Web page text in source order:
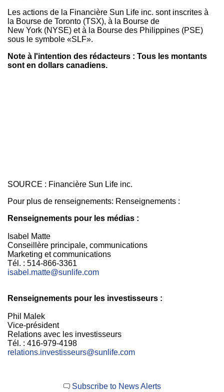
Les actions de la Financière Sun Life inc. sont inscrites à
la Bourse de Toronto (TSX), à la Bourse de
New York (NYSE) et à la Bourse des Philippines (PSE)
sous le symbole «SLF».
Note à l'intention des rédacteurs : Tous les montants
sont en dollars canadiens.
SOURCE : Financière Sun Life inc.
Pour plus de renseignements: Renseignements :
Renseignements pour les médias :
Isabel Matte
Conseillère principale, communications
Marketing et communications
Tél. : 514-866-3361
isabel.matte@sunlife.com
Renseignements pour les investisseurs :
Phil Malek
Vice-président
Relations avec les investisseurs
Tél. : 416-979-4198
relations.investisseurs@sunlife.com
Subscribe to News Alerts